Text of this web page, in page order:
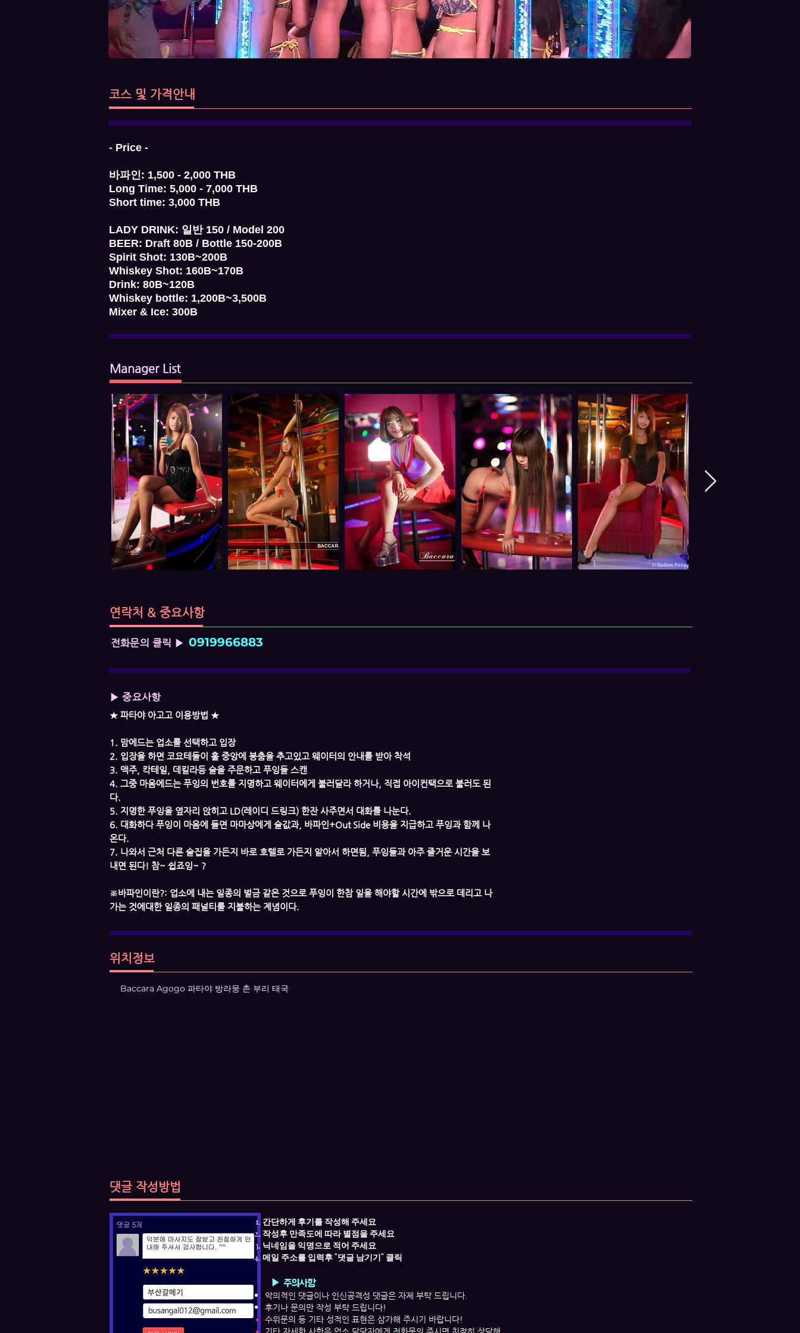
코스 및 가격안내
- Price -
바파인: 1,500 - 2,000 THB
Long Time: 5,000 - 7,000 THB
Short time: 3,000 THB
LADY DRINK: 일반 150 / Model 200
BEER: Draft 80B / Bottle 150-200B
Spirit Shot: 130B~200B
Whiskey Shot: 160B~170B
Drink: 80B~120B
Whiskey bottle: 1,200B~3,500B
Mixer & Ice: 300B
Manager List
연락처 & 중요사항
전화문의 클릭 ▶ 0919966883
▶ 중요사항
★ 파타야 아고고 이용방법 ★
1. 맘에드는 업소를 선택하고 입장
2. 입장을 하면 코요테들이 홀 중앙에 봉춤을 추고있고 웨이터의 안내를 받아 착석
3. 맥주, 칵테일, 데킬라등 술을 주문하고 푸잉들 스캔
4. 그중 마음에드는 푸잉의 번호를 지명하고 웨이터에게 불러달라 하거나, 직접 아이컨택으로 불러도 된
다.
5. 지명한 푸잉을 옆자리 앉히고 LD(레이디 드링크) 한잔 사주면서 대화를 나눈다.
6. 대화하다 푸잉이 마음에 들면 마마상에게 술값과, 바파인+Out Side 비용을 지급하고 푸잉과 함께 나
온다.
7. 나와서 근처 다른 술집을 가든지 바로 호텔로 가든지 알아서 하면됨, 푸잉들과 아주 즐거운 시간을 보
내면 된다! 참~ 쉽죠잉~ ?
​※바파인이란?: 업소에 내는 일종의 벌금 같은 것으로 푸잉이 한참 일을 해야할 시간에 밖으로 데리고 나
가는 것에대한 일종의 패널티를 지불하는 계념이다.
위치정보
Baccara Agogo 파타야 방라뭉 촌 부리 태국
댓글 작성방법
간단하게 후기를 작성해 주세요​
작성후 만족도에 따라 별점을 주세요
닉네임을 익명으로 적어 주세요
​메일 주소를 입력후"댓글 남기기" 클릭
▶ 주의사항
악의적인 댓글이나 인신공격성 댓글은 자제 부탁 드립니다.
후기나 문의만 작성 부탁 드립니다!
수위문의 등 기타 성적인 표현은 삼가해 주시기 바랍니다!